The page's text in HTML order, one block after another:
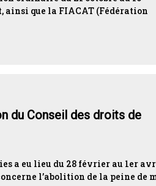
que la FIACAT (Fédération
du Conseil des droits de
a eu lieu du 28 février au 1er
l’abolition de la peine de